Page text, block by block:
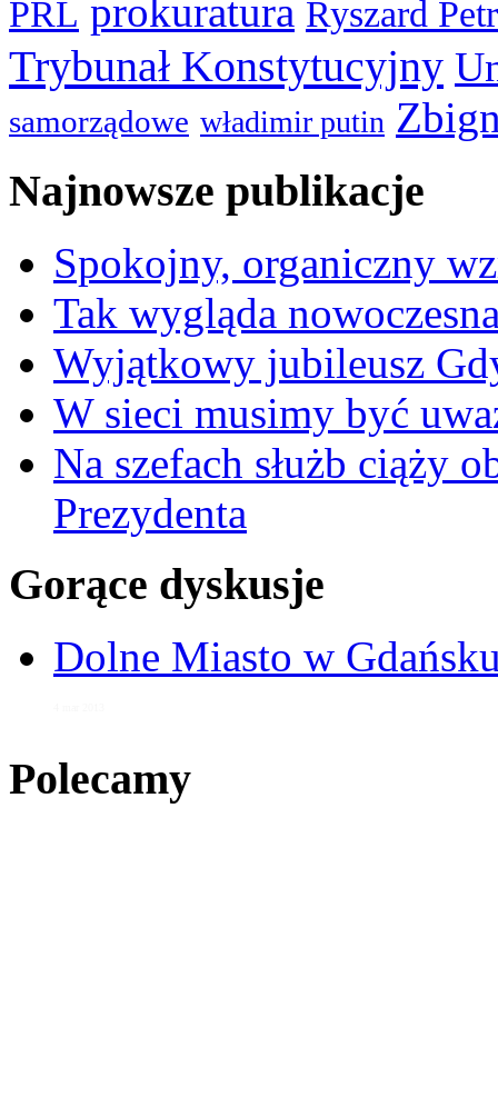
PRL prokuratura Ryszard
Trybunał Konstytucyjny
samorządowe władimir putin
Najnowsze publikacje
Spokojny, organiczny
Tak wygląda
Wyjątkowy jubileusz
W sieci musimy być
Na szefach służb ciąży
Prezydenta
Gorące dyskusje
Dolne Miasto w
Polecamy